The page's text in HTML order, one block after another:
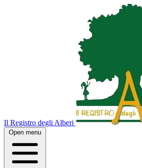
Il Registro degli Alberi
Open menu